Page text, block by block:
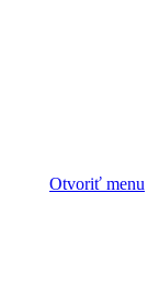
Otvoriť menu